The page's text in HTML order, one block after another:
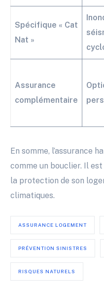
Spécifique « Cat
Nat »
Assurance
complémentaire
En somme, l’assurance
comme un bouclier. Il
la protection de son
climatiques.
ASSURANCE LOGEMENT
PRÉVENTION SINISTRES
RISQUES NATURELS